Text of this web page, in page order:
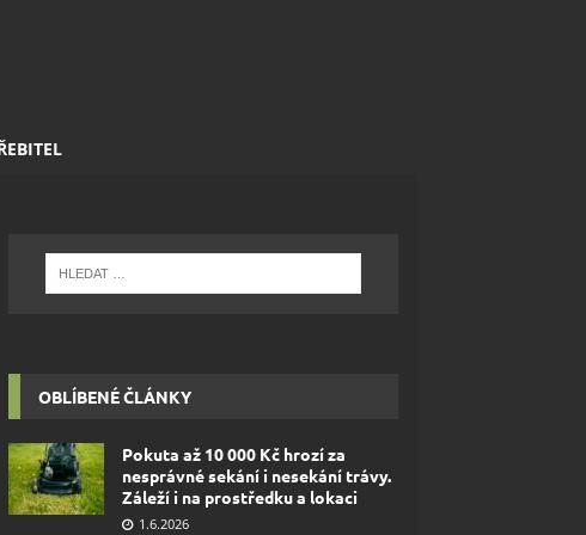
OBLÍBENÉ ČLÁNKY
Pokuta až 10 000 Kč hrozí za
nesprávné sekání i nesekání trávy.
Záleží i na prostředku a lokaci
1.6.2026